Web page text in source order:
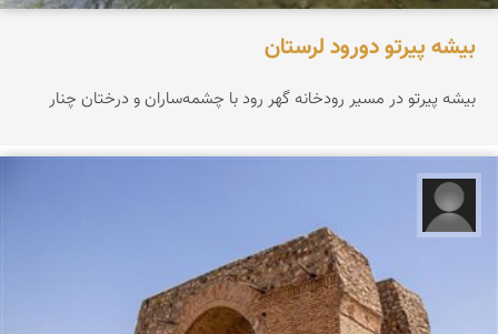
بیشه پیرتو دورود لرستان
بیشه پیرتو در مسیر رودخانه گهر رود با چشمه‌ساران و درختان چنار